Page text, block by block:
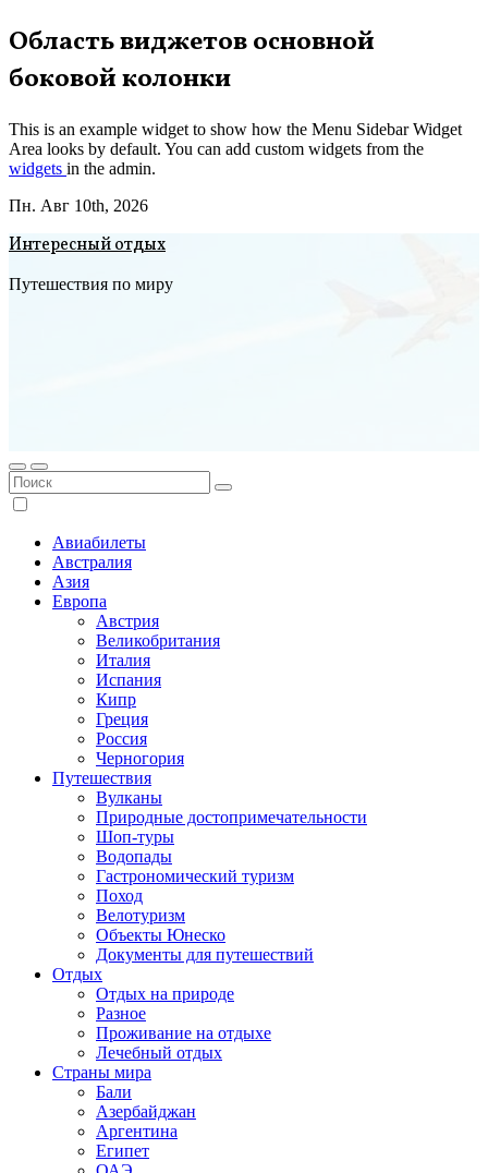
Перейти
к
содержимому
Область виджетов основной
боковой колонки
This is an example widget to show how the Menu Sidebar Widget
Area looks by default. You can add custom widgets from the
widgets in the admin.
Пн. Авг 10th, 2026
Интересный отдых
Путешествия по миру
Авиабилеты
Австралия
Азия
Европа
Австрия
Великобритания
Италия
Испания
Кипр
Греция
Россия
Черногория
Путешествия
Вулканы
Природные достопримечательности
Шоп-туры
Водопады
Гастрономический туризм
Поход
Велотуризм
Объекты Юнеско
Документы для путешествий
Отдых
Отдых на природе
Разное
Проживание на отдыхе
Лечебный отдых
Страны мира
Бали
Азербайджан
Аргентина
Египет